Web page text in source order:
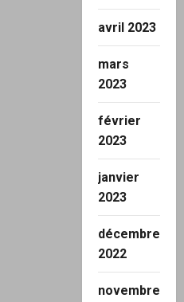
avril 2023
mars
2023
février
2023
janvier
2023
décembre
2022
novembre